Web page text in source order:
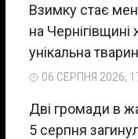
Взимку стає
на Чернігівщині
унікальна
06 СЕРПНЯ 2026,
Дві громади в
5 серпня